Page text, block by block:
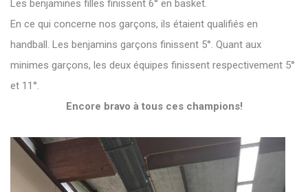
Les benjamines filles finissent 6° en basket.
En ce qui concerne nos garçons, ils étaient qualifiés en
handball. Les benjamins garçons finissent 5°. Quant aux
minimes garçons, les deux équipes finissent respectivement 5°
et 11°.
Encore bravo à tous ces champions!